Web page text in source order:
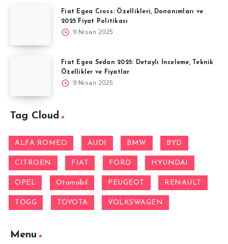
Fiat Egea Cross: Özellikleri, Donanımları ve
2025 Fiyat Politikası
9 Nisan 2025
Fiat Egea Sedan 2025: Detaylı İnceleme, Teknik
Özellikler ve Fiyatlar
9 Nisan 2025
Tag Cloud
ALFA ROMEO AUDI BMW BYD
CITROEN FIAT FORD HYUNDAI
OPEL Otomobil PEUGEOT RENAULT
TOGG TOYOTA VOLKSWAGEN
Menu